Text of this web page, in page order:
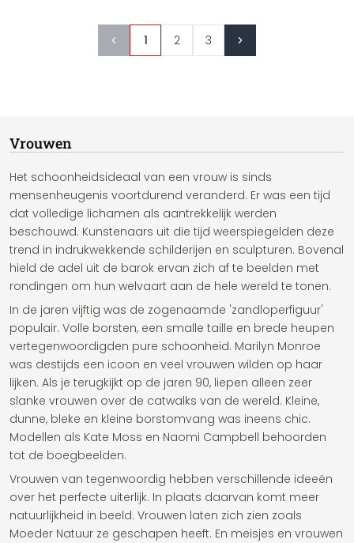
1 2 3
Vrouwen
Het schoonheidsideaal van een vrouw is sinds
mensenheugenis voortdurend veranderd. Er was een tijd
dat volledige lichamen als aantrekkelijk werden
beschouwd. Kunstenaars uit die tijd weerspiegelden deze
trend in indrukwekkende schilderijen en sculpturen. Bovenal
hield de adel uit de barok ervan zich af te beelden met
rondingen om hun welvaart aan de hele wereld te tonen.
In de jaren vijftig was de zogenaamde 'zandloperfiguur'
populair. Volle borsten, een smalle taille en brede heupen
vertegenwoordigden pure schoonheid. Marilyn Monroe
was destijds een icoon en veel vrouwen wilden op haar
lijken. Als je terugkijkt op de jaren 90, liepen alleen zeer
slanke vrouwen over de catwalks van de wereld. Kleine,
dunne, bleke en kleine borstomvang was ineens chic.
Modellen als Kate Moss en Naomi Campbell behoorden
tot de boegbeelden.
Vrouwen van tegenwoordig hebben verschillende ideeën
over het perfecte uiterlijk. In plaats daarvan komt meer
natuurlijkheid in beeld. Vrouwen laten zich zien zoals
Moeder Natuur ze geschapen heeft. En meisjes en vrouwen